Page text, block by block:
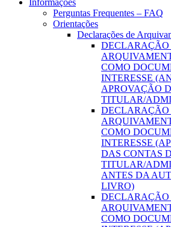
Informações
Perguntas Frequentes – FAQ
Orientações
Declarações de
DECLARAÇÃO
COMO
INTERESSE
APROVAÇÃO
TITULAR/
DECLARAÇÃO
COMO
INTERESSE
DAS CONTAS
TITULAR/
ANTES DA
LIVRO)
DECLARAÇÃO
COMO